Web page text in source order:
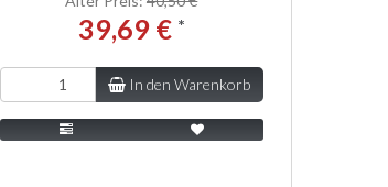
39,69 € *
In den Warenkorb